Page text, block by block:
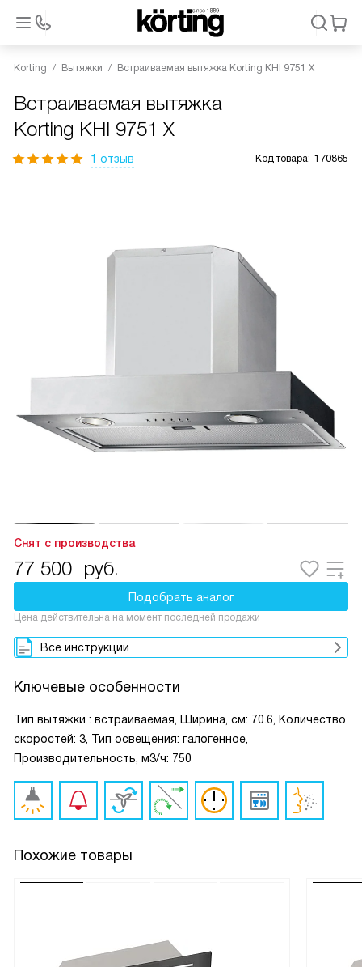
Korting Вытяжки Встраиваемая вытяжка Korting KHI 9751 X
Встраиваемая вытяжка
Korting KHI 9751 X
1 отзыв Код товара: 170865
Снят с производства
77 500 руб.
Подобрать аналог
Цена действительна на момент последней продажи
Все инструкции
Ключевые особенности
Тип вытяжки : встраиваемая, Ширина, см: 70.6, Количество
скоростей: 3, Тип освещения: галогенное,
Производительность, м3/ч: 750
Похожие товары